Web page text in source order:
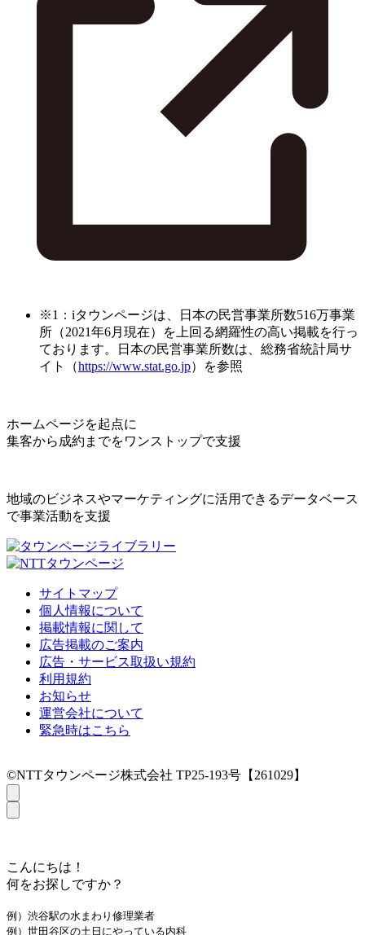
※1：iタウンページは、日本の民営事業所数516万事業
所（2021年6月現在）を上回る網羅性の高い掲載を行っ
ております。日本の民営事業所数は、総務省統計局サ
イト（https://www.stat.go.jp）を参照
ホームページを起点に
集客から成約までをワンストップで支援
地域のビジネスやマーケティングに活用できるデータベース
で事業活動を支援
サイトマップ
個人情報について
掲載情報に関して
広告掲載のご案内
広告・サービス取扱い規約
利用規約
お知らせ
運営会社について
緊急時はこちら
©NTTタウンページ株式会社 TP25-193号【261029】
こんにちは！
何をお探しですか？
例）渋谷駅の水まわり修理業者
例）世田谷区の土日にやっている内科